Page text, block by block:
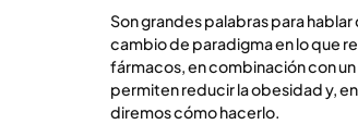
Son grandes palabras para
cambio de paradigma en lo que
fármacos, en combinación con
permiten reducir la obesidad y,
diremos cómo hacerlo.